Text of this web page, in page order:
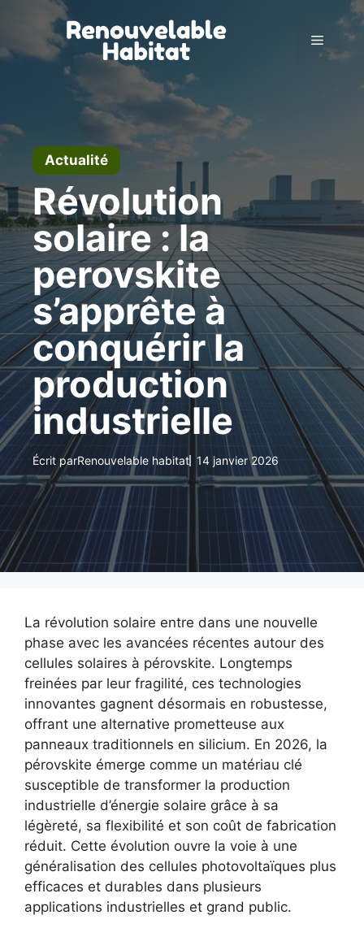
contenu
Menu
Actualité
Révolution
solaire : la
perovskite
s’apprête à
conquérir la
production
industrielle
Écrit parRenouvelable habitat 14 janvier 2026
La révolution solaire entre dans une nouvelle
phase avec les avancées récentes autour des
cellules solaires à pérovskite. Longtemps
freinées par leur fragilité, ces technologies
innovantes gagnent désormais en robustesse,
offrant une alternative prometteuse aux
panneaux traditionnels en silicium. En 2026, la
pérovskite émerge comme un matériau clé
susceptible de transformer la production
industrielle d’énergie solaire grâce à sa
légèreté, sa flexibilité et son coût de fabrication
réduit. Cette évolution ouvre la voie à une
généralisation des cellules photovoltaïques plus
efficaces et durables dans plusieurs
applications industrielles et grand public.